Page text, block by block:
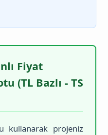
Fiyat
(TL Bazlı - TS
kullanarak projeniz